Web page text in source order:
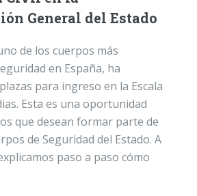
General del Estado
de los cuerpos más
en España, ha
para ingreso en la Escala
Esta es una oportunidad
que desean formar parte de
de Seguridad del Estado. A
paso a paso cómo